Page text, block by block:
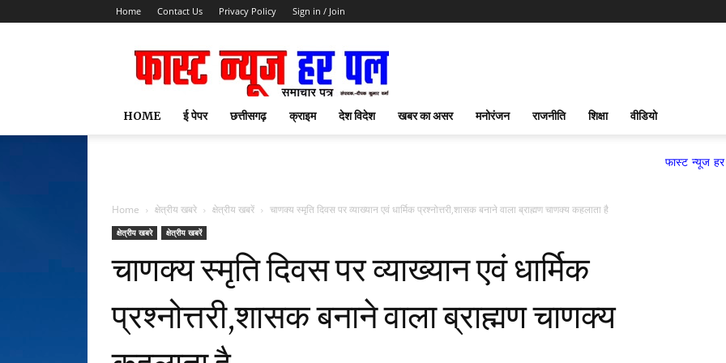
Home Contact Us Privacy Policy Sign in / Join
HOME ई पेपर छत्तीसगढ़ क्राइम देश विदेश खबर का असर मनोरंजन राजनीति शिक्षा वीडियो
फास्ट न्यूज हर पल समाचार
Home क्षेत्रीय खबरे क्षेत्रीय खबरें चाणक्य स्मृति दिवस पर व्याख्यान एवं धार्मिक प्रश्नोत्तरी,शासक बनाने वाला ब्राह्मण चाणक्य कहलाता है
क्षेत्रीय खबरे क्षेत्रीय खबरें
चाणक्य स्मृति दिवस पर व्याख्यान एवं धार्मिक
प्रश्नोत्तरी,शासक बनाने वाला ब्राह्मण चाणक्य